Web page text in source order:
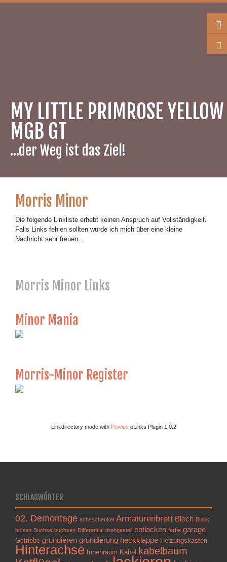
MY LITTLE PRIMROSE YELLOW
MGB GT
…der Weg ist das Ziel!
Morris Minor
Die folgende Linkliste erhebt keinen Anspruch auf Vollständigkeit.
Falls Links fehlen sollten würde ich mich über eine kleine
Nachricht sehr freuen…
Morris Minor Links
Minor Mania
Morris-Minor Register
Linkdirectory made with Powies pLinks Plugin 1.0.2
SCHLAGWÖRTER
02. Demontage achsschenkel Armaturenbrett Blech Block
bolzen Buchse buchsen Differential drehgestell entlacken farbe garage
Getriebe grundieren grundierung heckklappe Heizungskasten
Hinterachse Innenraum Kabel kabelbaum